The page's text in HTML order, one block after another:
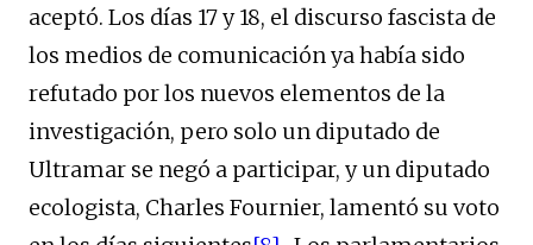
aceptó. Los días 17 y 18, el discurso fascista de
los medios de comunicación ya había sido
refutado por los nuevos elementos de la
investigación, pero solo un diputado de
Ultramar se negó a participar, y un diputado
ecologista, Charles Fournier, lamentó su voto